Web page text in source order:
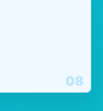
08